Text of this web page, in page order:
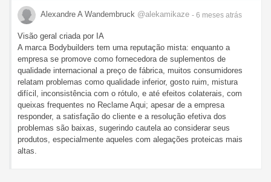
Alexandre A Wandembruck @alekamikaze - 6 meses atrás
Visão geral criada por IA
A marca Bodybuilders tem uma reputação mista: enquanto a
empresa se promove como fornecedora de suplementos de
qualidade internacional a preço de fábrica, muitos consumidores
relatam problemas como qualidade inferior, gosto ruim, mistura
difícil, inconsistência com o rótulo, e até efeitos colaterais, com
queixas frequentes no Reclame Aqui; apesar de a empresa
responder, a satisfação do cliente e a resolução efetiva dos
problemas são baixas, sugerindo cautela ao considerar seus
produtos, especialmente aqueles com alegações proteicas mais
altas.